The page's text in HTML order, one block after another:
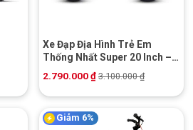
Xe Đạp Địa Hình Trẻ Em
Thống Nhất Super 20 Inch –
Phanh Đĩa cơ
2.790.000₫ 3.100.000₫
Giảm 6%